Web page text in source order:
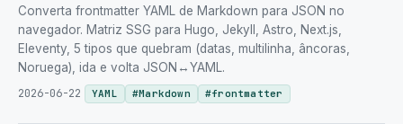
Converta frontmatter YAML de Markdown para JSON no
navegador. Matriz SSG para Hugo, Jekyll, Astro, Next.js,
Eleventy, 5 tipos que quebram (datas, multilinha, âncoras,
Noruega), ida e volta JSON↔YAML.
2026-06-22
YAML #Markdown #frontmatter